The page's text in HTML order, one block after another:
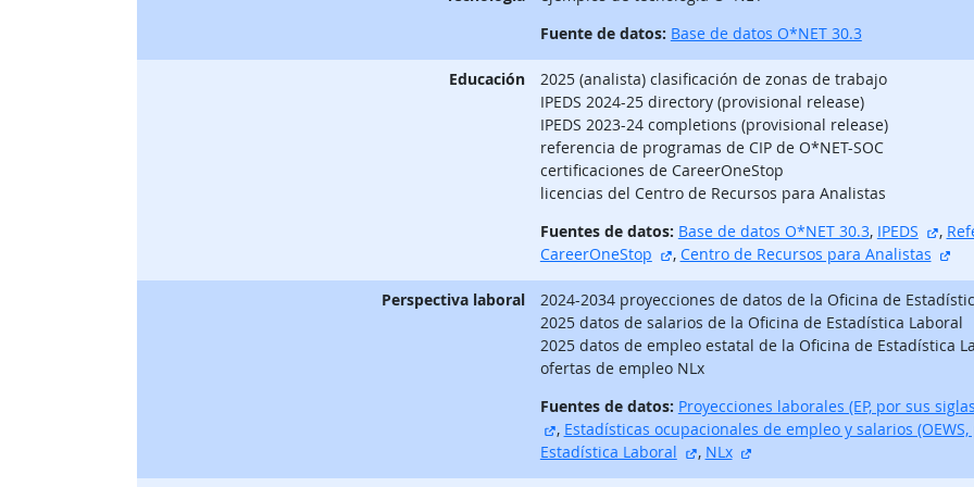
Fuente de datos: Base de datos O*NET 30.3
Educación
2025 (analista) clasificación de zonas de trabajo
IPEDS 2024-25 directory (provisional release)
IPEDS 2023-24 completions (provisional release)
referencia de programas de CIP de O*NET-SOC
certificaciones de CareerOneStop
licencias del Centro de Recursos para Analistas
Fuentes de datos: Base de datos O*NET 30.3, IPEDS sitio
,
CareerOneStop
sitio externo
, Centro de Recursos para Analistas
Perspectiva laboral
2024-2034 proyecciones de datos de la Oficina de
2025 datos de salarios de la Oficina de Estadística Laboral
2025 datos de empleo estatal de la Oficina de Estadística
ofertas de empleo NLx
Fuentes de datos: Proyecciones laborales (EP, por sus
sitio externo
, Estadísticas ocupacionales de empleo y salarios
Estadística Laboral
sitio externo
, NLx